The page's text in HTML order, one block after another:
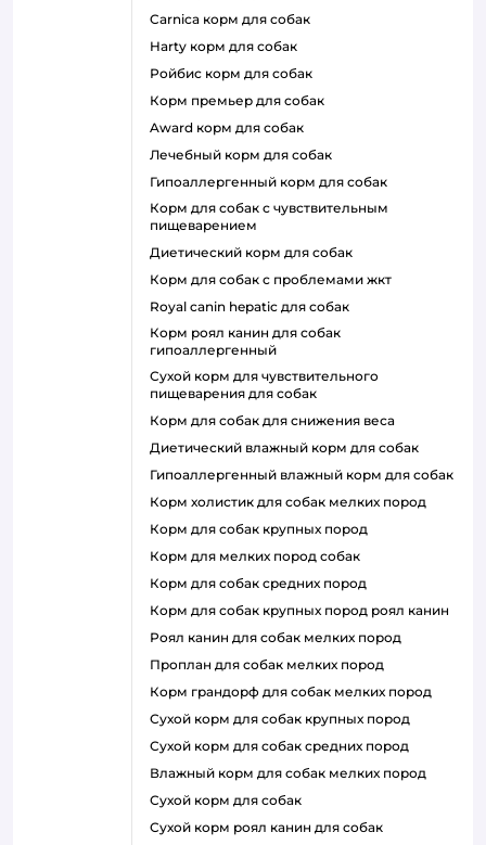
carnica корм для собак
harty корм для собак
ройбис корм для собак
корм премьер для собак
award корм для собак
лечебный корм для собак
гипоаллергенный корм для собак
корм для собак с чувствительным
пищеварением
диетический корм для собак
корм для собак с проблемами жкт
royal canin hepatic для собак
корм роял канин для собак
гипоаллергенный
сухой корм для чувствительного
пищеварения для собак
корм для собак для снижения веса
диетический влажный корм для собак
гипоаллергенный влажный корм для собак
корм холистик для собак мелких пород
корм для собак крупных пород
корм для мелких пород собак
корм для собак средних пород
корм для собак крупных пород роял канин
роял канин для собак мелких пород
проплан для собак мелких пород
корм грандорф для собак мелких пород
сухой корм для собак крупных пород
сухой корм для собак средних пород
влажный корм для собак мелких пород
сухой корм для собак
сухой корм роял канин для собак